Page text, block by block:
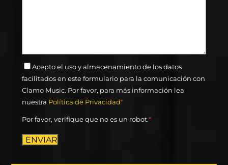
Acepto el uso y almacenamiento de los datos
facilitados en este formulario para la comunicación con
Clamo Music. Por favor, para más información lea
nuestra Política de Privacidad*
Por favor, verifique que no es un robot.*
ENVIAR